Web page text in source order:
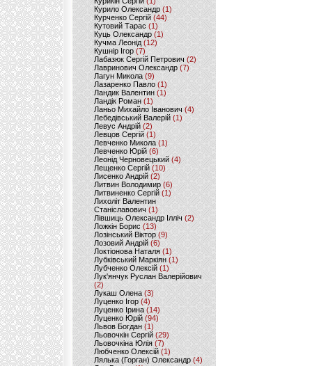
Курило Олександр (1)
Курченко Сергій (44)
Кутовий Тарас (1)
Куць Олександр (1)
Кучма Леонід (12)
Кушнір Ігор(7)
Лабазюк Сергій Петрович (2)
Лавринович Олександр(7)
Лагун Микола(9)
Лазаренко Павло (1)
Ландик Валентин (1)
Ландік Роман (1)
Ланьо Михайло Іванович(4)
Лебедівський Валерій(1)
Левус Андрій(2)
Левцов Сергій (1)
Левченко Микола (1)
Левченко Юрій (6)
Леонід Черновецький (4)
Лещенко Сергій (10)
Лисенко Андрій (2)
Литвин Володимир (6)
Литвиненко Сергій (1)
Лихоліт Валентин
Станіславович (1)
Лівшиць Олександр Ілліч (2)
Ложкін Борис(13)
Лозінський Віктор(9)
Лозовий Андрій (6)
Локтіонова Наталя (1)
Лубківський Маркіян(1)
Лубченко Олексій (1)
Лук'янчук Руслан Валерійович
(2)
Лукаш Олена (3)
Луценко Ігор (4)
Луценко Ірина (14)
Луценко Юрій (94)
Львов Богдан (1)
Льовочкін Сергій (29)
Льовочкіна Юлія(7)
Любченко Олексій(1)
Лялька (Горган) Олександр(4)